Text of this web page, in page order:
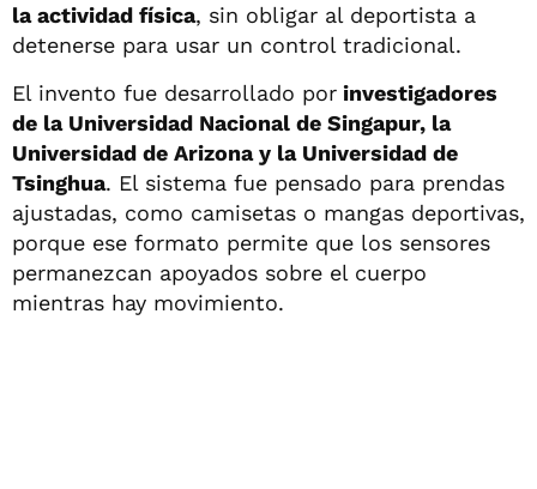
la actividad física, sin obligar al deportista a
detenerse para usar un control tradicional.
El invento fue desarrollado por investigadores
de la Universidad Nacional de Singapur, la
Universidad de Arizona y la Universidad de
Tsinghua. El sistema fue pensado para prendas
ajustadas, como camisetas o mangas deportivas,
porque ese formato permite que los sensores
permanezcan apoyados sobre el cuerpo
mientras hay movimiento.